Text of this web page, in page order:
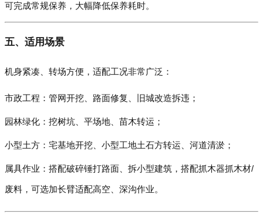
可完成常规保养，大幅降低保养耗时。
五、适用场景
机身紧凑、转场方便，适配工况非常广泛：
市政工程：管网开挖、路面修复、旧城改造拆违；
园林绿化：挖树坑、平场地、苗木转运；
小型土方：宅基地开挖、小型工地土石方转运、河道清淤；
属具作业：搭配破碎锤打路面、拆小型建筑，搭配抓木器抓木材/
废料，可选加长臂适配高空、深沟作业。